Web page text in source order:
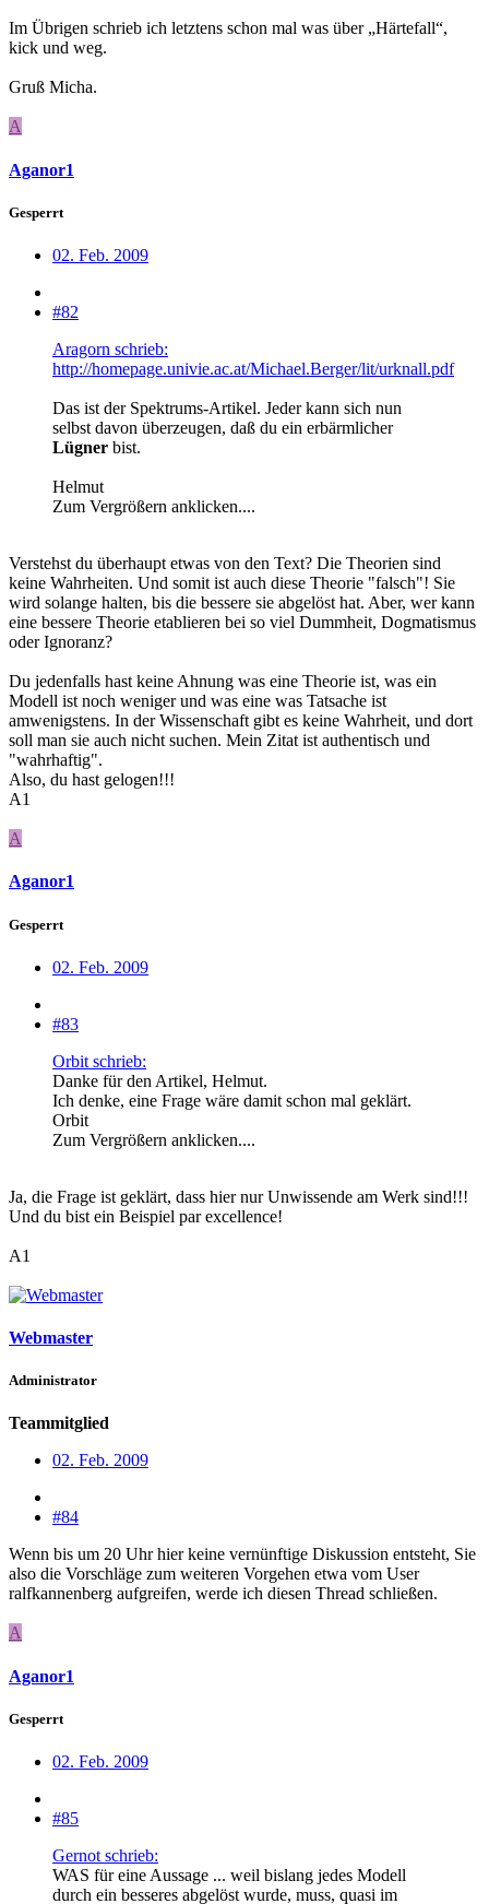
Im Übrigen schrieb ich letztens schon mal was über „Härtefall“,
kick und weg.
Gruß Micha.
A
Aganor1
Gesperrt
02. Feb. 2009
#82
Aragorn schrieb:
http://homepage.univie.ac.at/Michael.Berger/lit/urknall.pdf
Das ist der Spektrums-Artikel. Jeder kann sich nun
selbst davon überzeugen, daß du ein erbärmlicher
Lügner bist.
Helmut
Zum Vergrößern anklicken....
Verstehst du überhaupt etwas von den Text? Die Theorien sind
keine Wahrheiten. Und somit ist auch diese Theorie "falsch"! Sie
wird solange halten, bis die bessere sie abgelöst hat. Aber, wer kann
eine bessere Theorie etablieren bei so viel Dummheit, Dogmatismus
oder Ignoranz?
Du jedenfalls hast keine Ahnung was eine Theorie ist, was ein
Modell ist noch weniger und was eine was Tatsache ist
amwenigstens. In der Wissenschaft gibt es keine Wahrheit, und dort
soll man sie auch nicht suchen. Mein Zitat ist authentisch und
"wahrhaftig".
Also, du hast gelogen!!!
A1
A
Aganor1
Gesperrt
02. Feb. 2009
#83
Orbit schrieb:
Danke für den Artikel, Helmut.
Ich denke, eine Frage wäre damit schon mal geklärt.
Orbit
Zum Vergrößern anklicken....
Ja, die Frage ist geklärt, dass hier nur Unwissende am Werk sind!!!
Und du bist ein Beispiel par excellence!
A1
Webmaster
Administrator
Teammitglied
02. Feb. 2009
#84
Wenn bis um 20 Uhr hier keine vernünftige Diskussion entsteht, Sie
also die Vorschläge zum weiteren Vorgehen etwa vom User
ralfkannenberg aufgreifen, werde ich diesen Thread schließen.
A
Aganor1
Gesperrt
02. Feb. 2009
#85
Gernot schrieb:
WAS für eine Aussage ... weil bislang jedes Modell
durch ein besseres abgelöst wurde, muss, quasi im